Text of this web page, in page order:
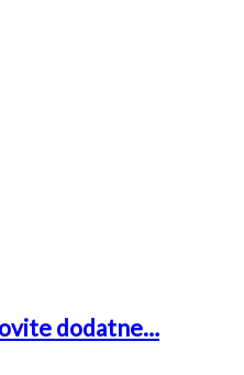
dodatne…